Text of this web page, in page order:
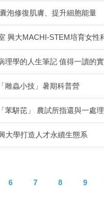
泡修復肌膚、提升細胞能量
興大MACHI-STEM培育女性
理學的人生筆記 值得一讀的
雕蟲小技」暑期科普營
苯駢芘」 農試所指還與一處
大學打造人才永續生態系
6 7 8 9